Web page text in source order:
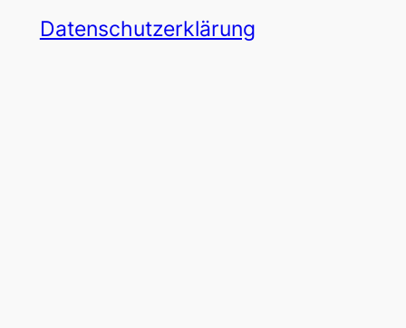
Datenschutzerklärung